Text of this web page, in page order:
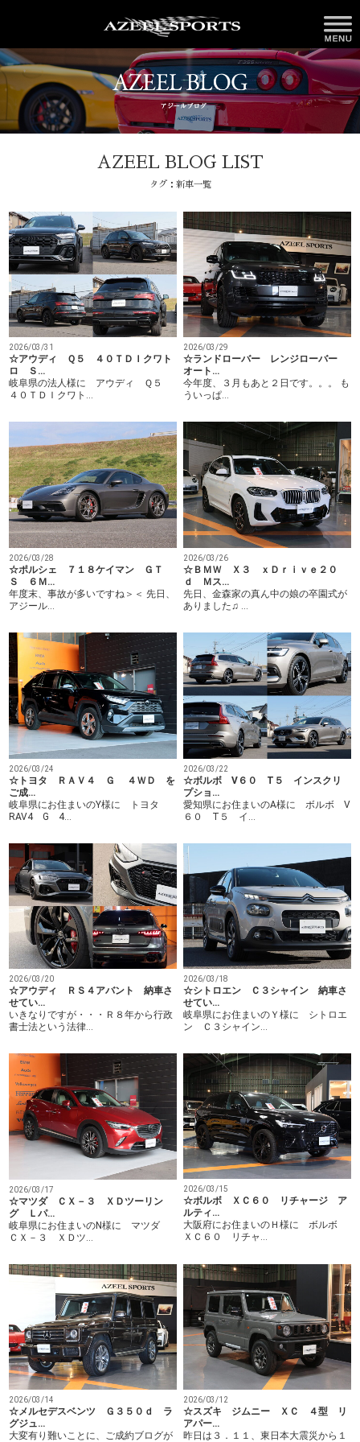
AZEEL BLOG LIST
タグ：新車一覧
2026/03/31
☆アウディ Ｑ５ ４０ＴＤＩクワト
ロ Ｓ…
岐阜県の法人様に アウディ Ｑ５
４０ＴＤＩクワト…
2026/03/29
☆ランドローバー レンジローバー
オート…
今年度、３月もあと２日です。。。 も
ういっぱ…
2026/03/28
☆ポルシェ ７１８ケイマン ＧＴ
Ｓ ６Ｍ…
年度末、事故が多いですね＞＜ 先日、
アジール…
2026/03/26
☆ＢＭＷ Ｘ３ ｘＤｒｉｖｅ２０
ｄ Ｍス…
先日、金森家の真ん中の娘の卒園式が
ありました♫ …
2026/03/24
☆トヨタ ＲＡＶ４ Ｇ ４ＷＤ を
ご成…
岐阜県にお住まいのY様に トヨタ
RAV4 G 4…
2026/03/22
☆ボルボ V６０ T５ インスクリ
プショ…
愛知県にお住まいのA様に ボルボ V
６０ T５ イ…
2026/03/20
☆アウディ ＲＳ４アバント 納車さ
せてい…
いきなりですが・・・Ｒ８年から行政
書士法という法律…
2026/03/18
☆シトロエン Ｃ３シャイン 納車さ
せてい…
岐阜県にお住まいのＹ様に シトロエ
ン Ｃ３シャイン…
2026/03/17
☆マツダ ＣＸ－３ ＸＤツーリン
グ Ｌパ…
岐阜県にお住まいのN様に マツダ
ＣＸ－３ ＸＤツ…
2026/03/15
☆ボルボ ＸＣ６０ リチャージ ア
ルティ…
大阪府にお住まいのＨ様に ボルボ
ＸＣ６０ リチャ…
2026/03/14
☆メルセデスベンツ Ｇ３５０ｄ ラ
グジュ…
大変有り難いことに、ご成約ブログが
2026/03/12
☆スズキ ジムニー ＸＣ ４型 リ
アパー…
昨日は３．１１、東日本大震災から１